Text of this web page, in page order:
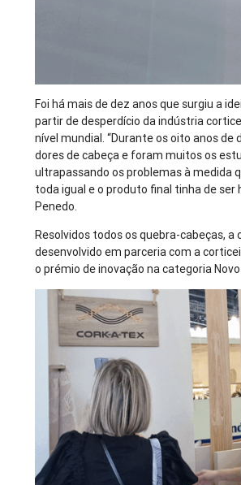
Foi há mais de dez anos que surgiu a
partir de desperdício da indústria
nível mundial. “Durante os oito anos
dores de cabeça e foram muitos os
ultrapassando os problemas à medida
toda igual e o produto final tinha de ser
Penedo.
Resolvidos todos os quebra-cabeças,
desenvolvido em parceria com a
o prémio de inovação na categoria